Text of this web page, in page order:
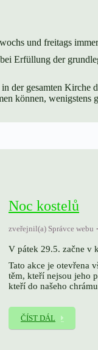
und freitags
Erfüllung der
gesamten Kirche
können, wenigstens
Noc kostelů
zveřejnil(a) Správce webu
V pátek 29.5. začne v
Tato akce je otevřena
těm, kteří nejsou jeho
kteří do našeho
ČÍST DÁL